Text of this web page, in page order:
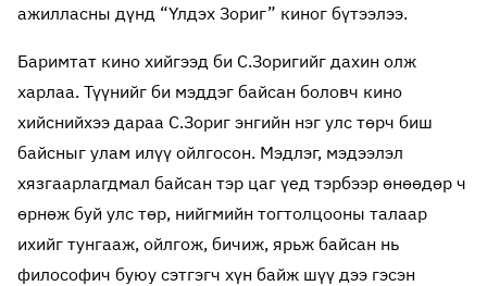
ажилласны дүнд “Үлдэх Зориг” киног бүтээлээ.
Баримтат кино хийгээд би С.Зоригийг дахин олж
харлаа. Түүнийг би мэддэг байсан боловч кино
хийснийхээ дараа С.Зориг энгийн нэг улс төрч биш
байсныг улам илүү ойлгосон. Мэдлэг, мэдээлэл
хязгаарлагдмал байсан тэр цаг үед тэрбээр өнөөдөр ч
өрнөж буй улс төр, нийгмийн тогтолцооны талаар
ихийг тунгааж, ойлгож, бичиж, ярьж байсан нь
философич буюу сэтгэгч хүн байж шүү дээ гэсэн